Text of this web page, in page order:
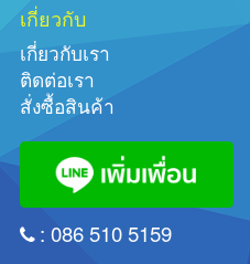
เกี่ยวกับ
เกี่ยวกับเรา
ติดต่อเรา
สั่งซื้อสินค้า
: 086 510 5159